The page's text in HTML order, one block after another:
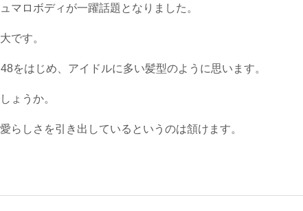
マロボディが一躍話題となりました。
です。
をはじめ、アイドルに多い髪型のように思います。
ょうか。
らしさを引き出しているというのは頷けます。